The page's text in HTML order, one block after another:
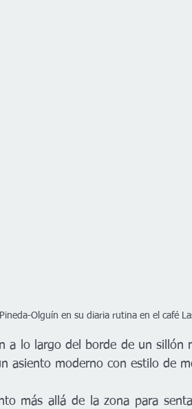
Olguín en su diaria rutina en el café
a lo largo del borde de un sillón
asiento moderno con estilo de
más allá de la zona para